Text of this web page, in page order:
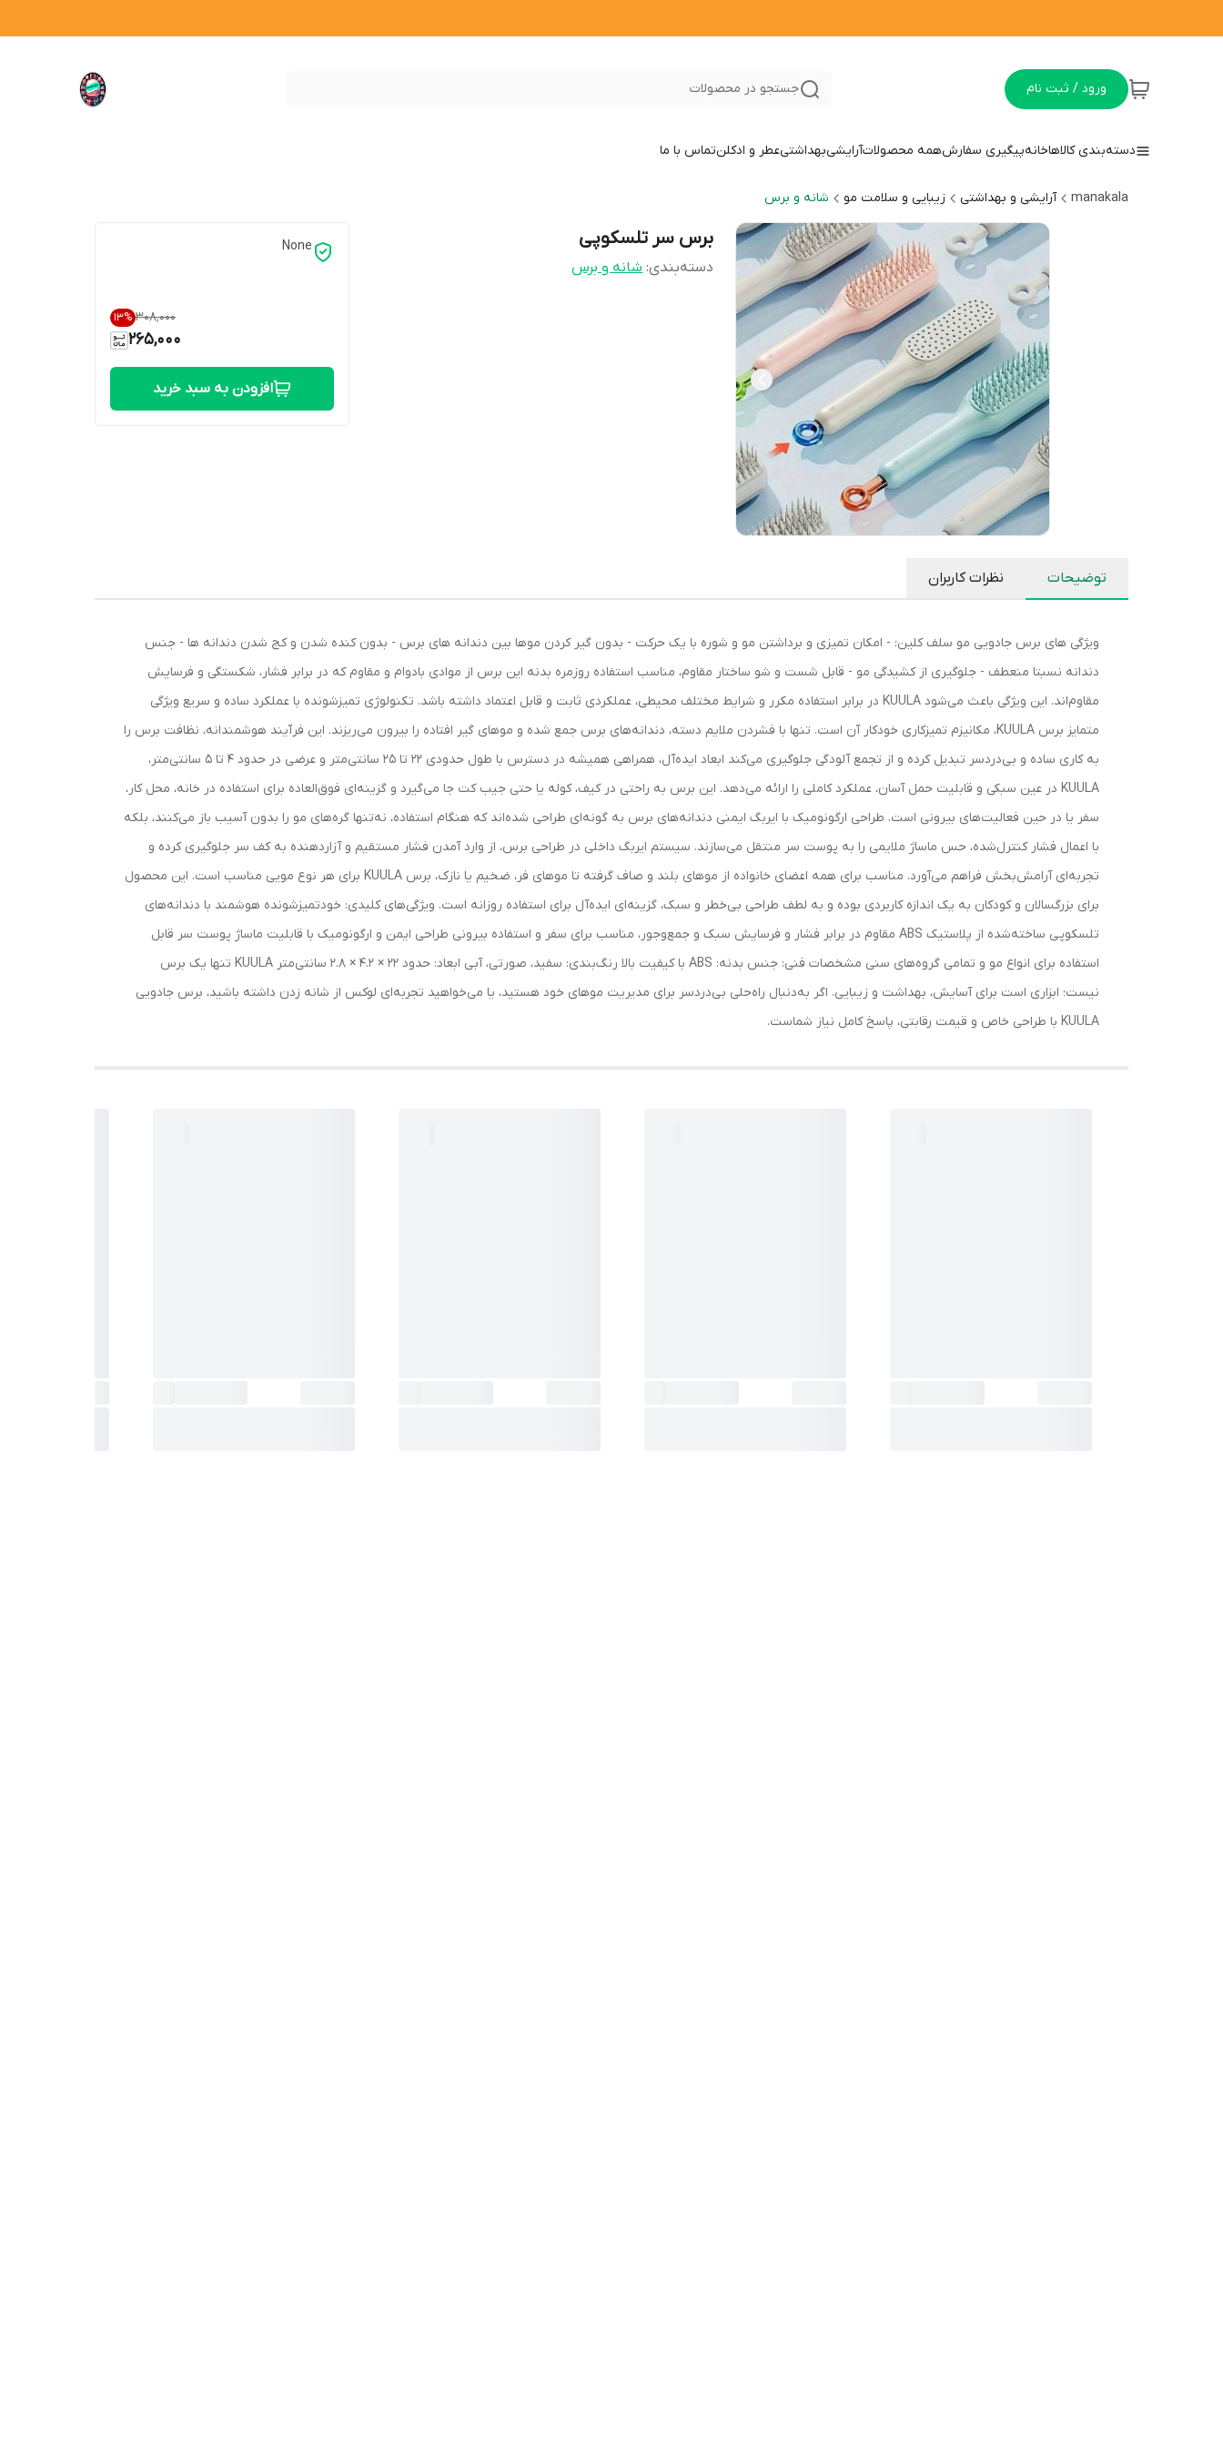
ورود / ثبت نام جستجو در محصولات
دسته‌بندی کالاهاخانهپیگیری سفارشهمه محصولاتآرایشیبهداشتیعطر و ادکلنتماس با ما
manakala آرایشی و بهداشتی زیبایی و سلامت مو شانه و برس
برس سر تلسکوپی
دسته‌بندی:شانه و برس
None
۳۰۸٬۰۰۰ 13%
265,000
افزودن به سبد خرید
توضیحات نظرات کاربران
ویژگی های برس جادویی مو سلف کلین: - امکان تمیزی و برداشتن مو و شوره با یک حرکت - بدون گیر کردن موها بین دندانه های برس - بدون کنده شدن و کج شدن دندانه ها - جنس
دندانه نسبتا منعطف - جلوگیری از کشیدگی مو - قابل شست و شو ساختار مقاوم، مناسب استفاده روزمره بدنه این برس از موادی بادوام و مقاوم که در برابر فشار، شکستگی و فرسایش
مقاوم‌اند. این ویژگی باعث می‌شود KUULA در برابر استفاده مکرر و شرایط مختلف محیطی، عملکردی ثابت و قابل اعتماد داشته باشد. تکنولوژی تمیزشونده با عملکرد ساده و سریع ویژگی
متمایز برس KUULA، مکانیزم تمیزکاری خودکار آن است. تنها با فشردن ملایم دسته، دندانه‌های برس جمع شده و موهای گیر افتاده را بیرون می‌ریزند. این فرآیند هوشمندانه، نظافت برس را
به کاری ساده و بی‌دردسر تبدیل کرده و از تجمع آلودگی جلوگیری می‌کند ابعاد ایده‌آل، همراهی همیشه در دسترس با طول حدودی 22 تا 25 سانتی‌متر و عرضی در حدود 4 تا 5 سانتی‌متر،
KUULA در عین سبکی و قابلیت حمل آسان، عملکرد کاملی را ارائه می‌دهد. این برس به راحتی در کیف، کوله یا حتی جیب کت جا می‌گیرد و گزینه‌ای فوق‌العاده برای استفاده در خانه، محل کار،
سفر یا در حین فعالیت‌های بیرونی است. طراحی ارگونومیک با ایربگ ایمنی دندانه‌های برس به گونه‌ای طراحی شده‌اند که هنگام استفاده، نه‌تنها گره‌های مو را بدون آسیب باز می‌کنند، بلکه
با اعمال فشار کنترل‌شده، حس ماساژ ملایمی را به پوست سر منتقل می‌سازند. سیستم ایربگ داخلی در طراحی برس، از وارد آمدن فشار مستقیم و آزاردهنده به کف سر جلوگیری کرده و
تجربه‌ای آرامش‌بخش فراهم می‌آورد. مناسب برای همه اعضای خانواده از موهای بلند و صاف گرفته تا موهای فر، ضخیم یا نازک، برس KUULA برای هر نوع مویی مناسب است. این محصول
برای بزرگسالان و کودکان به یک اندازه کاربردی بوده و به لطف طراحی بی‌خطر و سبک، گزینه‌ای ایده‌آل برای استفاده روزانه است. ویژگی‌های کلیدی: خودتمیزشونده هوشمند با دندانه‌های
تلسکوپی ساخته‌شده از پلاستیک ABS مقاوم در برابر فشار و فرسایش سبک و جمع‌وجور، مناسب برای سفر و استفاده بیرونی طراحی ایمن و ارگونومیک با قابلیت ماساژ پوست سر قابل
استفاده برای انواع مو و تمامی گروه‌های سنی مشخصات فنی: جنس بدنه: ABS با کیفیت بالا رنگ‌بندی: سفید، صورتی، آبی ابعاد: حدود 22 × 4.2 × 2.8 سانتی‌متر KUULA تنها یک برس
نیست؛ ابزاری است برای آسایش، بهداشت و زیبایی. اگر به‌دنبال راه‌حلی بی‌دردسر برای مدیریت موهای خود هستید، یا می‌خواهید تجربه‌ای لوکس از شانه زدن داشته باشید، برس جادویی
KUULA با طراحی خاص و قیمت رقابتی، پاسخ کامل نیاز شماست.